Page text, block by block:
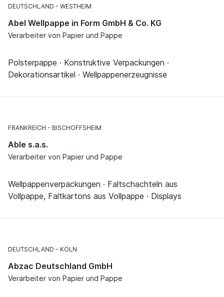
DEUTSCHLAND WESTHEIM
Abel Wellpappe in Form GmbH & Co. KG
Verarbeiter von Papier und Pappe
Polsterpappe · Konstruktive Verpackungen ·
Dekorationsartikel · Wellpappenerzeugnisse
FRANKREICH BISCHOFFSHEIM
Able s.a.s.
Verarbeiter von Papier und Pappe
Wellpappenverpackungen · Faltschachteln aus
Vollpappe, Faltkartons aus Vollpappe · Displays
DEUTSCHLAND KÖLN
Abzac Deutschland GmbH
Verarbeiter von Papier und Pappe